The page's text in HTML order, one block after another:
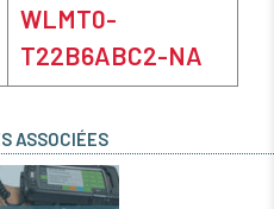
WLMT0-
T22B6ABC2-NA
ASSOCIÉES